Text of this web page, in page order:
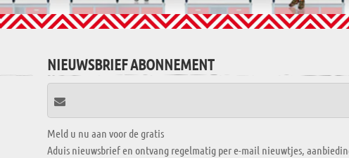
NIEUWSBRIEF ABONNEMENT
Meld u nu aan voor de gratis
Aduis nieuwsbrief en ontvang regelmatig per e-mail nieuwtjes,